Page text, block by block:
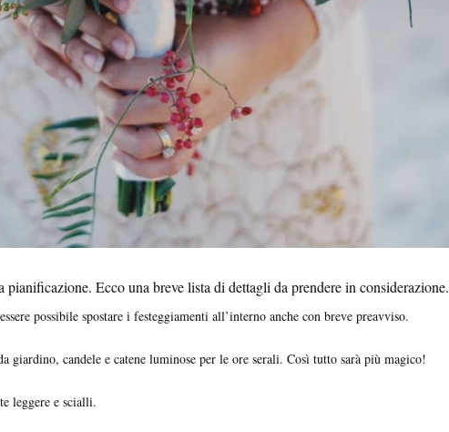
Ecco una breve lista di dettagli da prendere in considerazione.
possibile spostare i festeggiamenti all’interno anche con breve preavviso.
giardino, candele e catene luminose per le ore serali. Così tutto sarà più magico!
leggere e scialli.